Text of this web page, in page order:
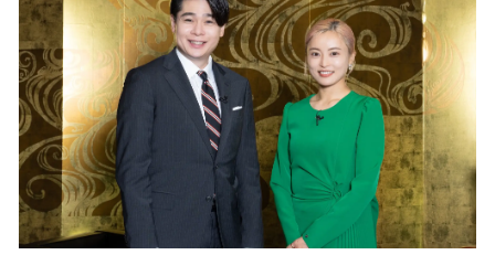
読
み
込
み
中
で
す